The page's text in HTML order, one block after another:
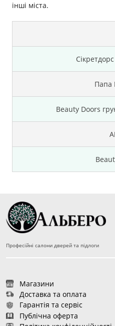
інші міста.
Папа
Beauty Doors
Професійні салони дверей та підлоги
Магазини
Доставка та оплата
Гарантія та сервіс
Публічна оферта